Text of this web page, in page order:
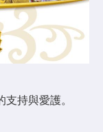
持與愛護。